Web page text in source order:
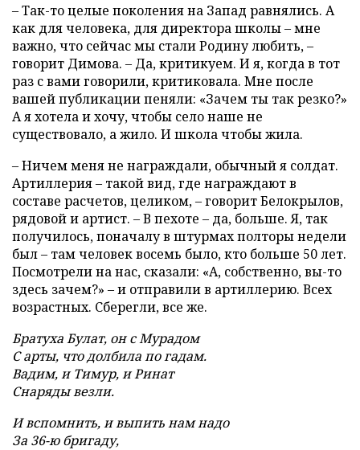
– Так-то целые поколения на Запад равнялись. А
как для человека, для директора школы – мне
важно, что сейчас мы стали Родину любить, –
говорит Димова. – Да, критикуем. И я, когда в тот
раз с вами говорили, критиковала. Мне после
вашей публикации пеняли: «Зачем ты так резко?»
А я хотела и хочу, чтобы село наше не
существовало, а жило. И школа чтобы жила.
– Ничем меня не награждали, обычный я солдат.
Артиллерия – такой вид, где награждают в
составе расчетов, целиком, – говорит Белокрылов,
рядовой и артист. – В пехоте – да, больше. Я, так
получилось, поначалу в штурмах полторы недели
был – там человек восемь было, кто больше 50 лет.
Посмотрели на нас, сказали: «А, собственно, вы-то
здесь зачем?» – и отправили в артиллерию. Всех
возрастных. Сберегли, все же.
Братуха Булат, он с Мурадом
С арты, что долбила по гадам.
Вадим, и Тимур, и Ринат
Снаряды везли.
И вспомнить, и выпить нам надо
За 36-ю бригаду,